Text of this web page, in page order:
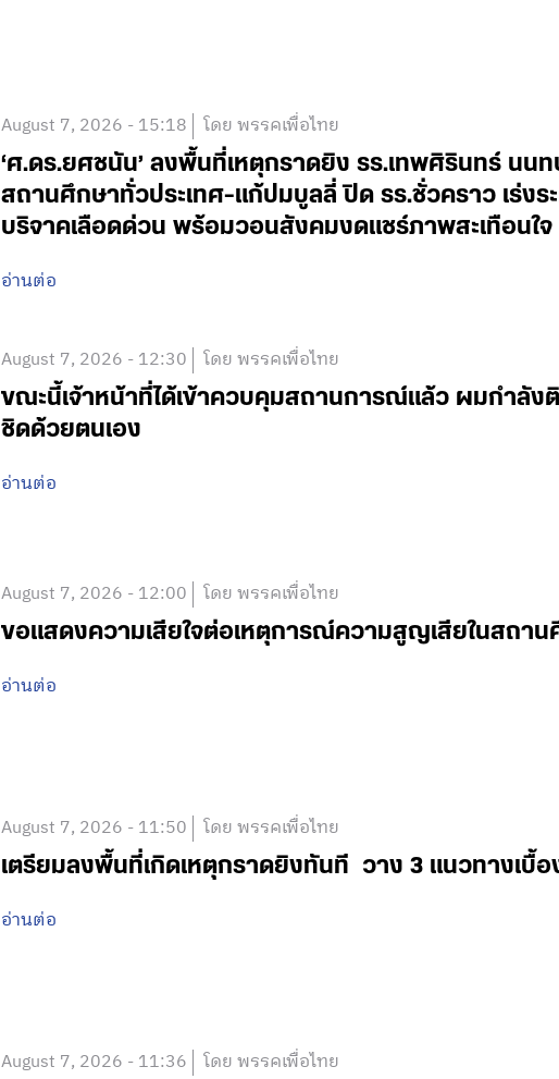
August 7, 2026 - 15:18 โดย พรรคเพื่อไทย
‘ศ.ดร.ยศชนัน’ ลงพื้นที่เหตุกราดยิง รร.เทพศิรินทร์ นน
สถานศึกษาทั่วประเทศ-แก้ปมบูลลี่ ปิด รร.ชั่วคราว เร่งร
บริจาคเลือดด่วน พร้อมวอนสังคมงดแชร์ภาพสะเทือนใจ
อ่านต่อ
August 7, 2026 - 12:30 โดย พรรคเพื่อไทย
ขณะนี้เจ้าหน้าที่ได้เข้าควบคุมสถานการณ์แล้ว ผมกำลัง
ชิดด้วยตนเอง
อ่านต่อ
August 7, 2026 - 12:00 โดย พรรคเพื่อไทย
ขอแสดงความเสียใจต่อเหตุการณ์ความสูญเสียในสถา
อ่านต่อ
August 7, 2026 - 11:50 โดย พรรคเพื่อไทย
เตรียมลงพื้นที่เกิดเหตุกราดยิงทันที วาง 3 แนวทางเบื้อ
อ่านต่อ
August 7, 2026 - 11:36 โดย พรรคเพื่อไทย